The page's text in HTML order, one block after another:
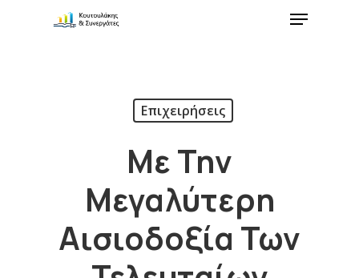
Επιχειρήσεις
Με Την
Μεγαλύτερη
Αισιοδοξία Των